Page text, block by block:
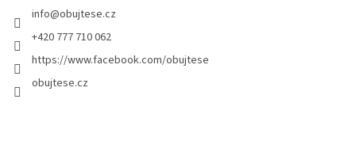
info@obujtese.cz
+420 777 710 062
https://www.facebook.com/obujtese
obujtese.cz